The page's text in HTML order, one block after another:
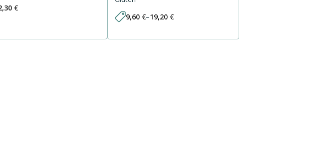
€
9,60 €–19,20 €
Price
9,60 €